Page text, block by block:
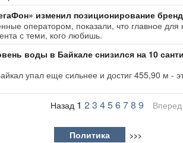
изменил позиционирование
оператором, показали, что главное
с теми, кого любишь.
воды в Байкале снизился на 10
упал еще сильнее и достиг 455,90 м -
Назад 1 2 3 45678 9 Вперед
Политика >>>